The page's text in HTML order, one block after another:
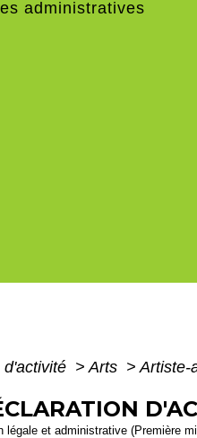
administratives
d'activité > Arts > Artiste-
légale et administrative (Première